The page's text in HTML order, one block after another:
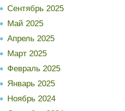
Сентябрь 2025
Май 2025
Апрель 2025
Март 2025
Февраль 2025
Январь 2025
Ноябрь 2024